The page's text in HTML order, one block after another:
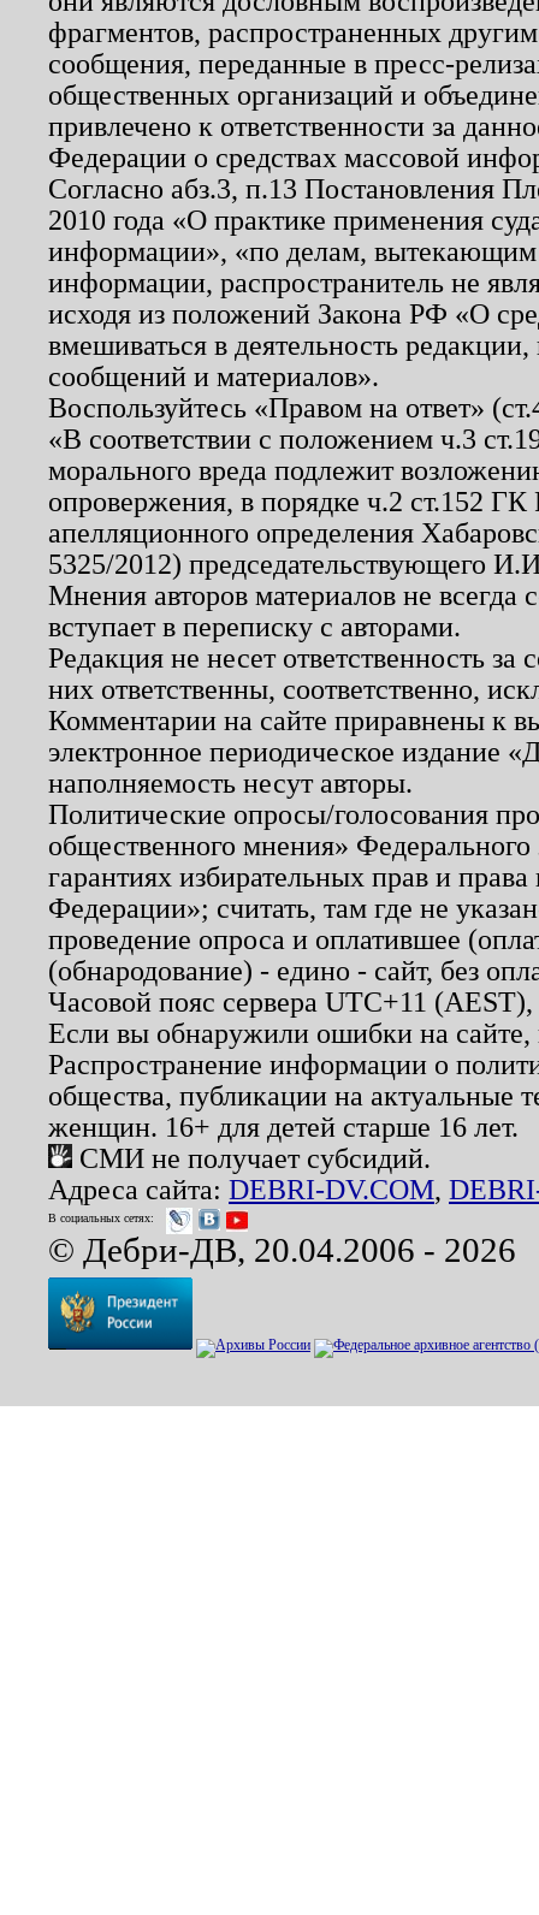
фрагментов, распространенных
сообщения, переданные в пресс-
общественных организаций и
привлечено к ответственности за
Федерации о средствах массовой
Согласно абз.3, п.13 Постановления
2010 года «О практике применения
информации», «по делам, вытекающим
информации, распространитель не
исходя из положений Закона РФ «О
вмешиваться в деятельность
сообщений и материалов».
Воспользуйтесь «Правом на ответ»
«В соответствии с положением ч.3
морального вреда подлежит
опровержения, в порядке ч.2 ст.152
апелляционного определения
5325/2012) председательствующего
Мнения авторов материалов не
вступает в переписку с авторами.
Редакция не несет ответственность
них ответственны, соответственно,
Комментарии на сайте приравнены к
электронное периодическое издание
наполняемость несут авторы.
Политические опросы/голосования
общественного мнения»
гарантиях избирательных прав и
Федерации»; считать, там где не
проведение опроса и оплатившее
(обнародование) - едино - сайт, без
Часовой пояс сервера UTC+11
Если вы обнаружили ошибки на
Распространение информации о
общества, публикации на актуальные
женщин. 16+ для детей старше 16 лет.
СМИ не получает субсидий.
Адреса сайта: DEBRI-DV.COM,
В социальных сетях:
© Дебри-ДВ, 20.04.2006 - 2026